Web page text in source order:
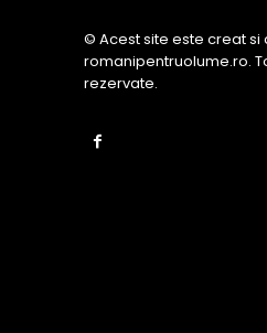
© Acest site este creat si
romanipentruolume.ro.
rezervate.